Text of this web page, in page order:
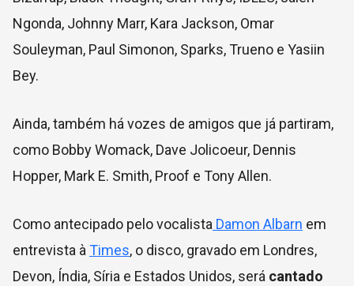
Ngonda, Johnny Marr, Kara Jackson, Omar
Souleyman, Paul Simonon, Sparks, Trueno e Yasiin
Bey.
Ainda, também há vozes de amigos que já partiram,
como Bobby Womack, Dave Jolicoeur, Dennis
Hopper, Mark E. Smith, Proof e Tony Allen.
Como antecipado pelo vocalista Damon Albarn em
entrevista àTimes, o disco, gravado em Londres,
Devon, Índia, Síria e Estados Unidos, será cantado